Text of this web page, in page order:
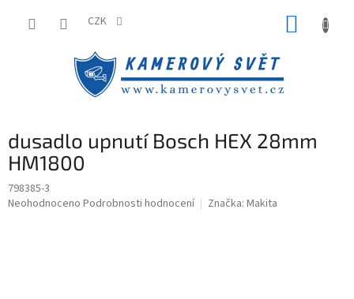
CZK
dusadlo upnutí Bosch HEX 28mm
HM1800
798385-3
Průměrné
Neohodnoceno Podrobnosti hodnocení Značka: Makita